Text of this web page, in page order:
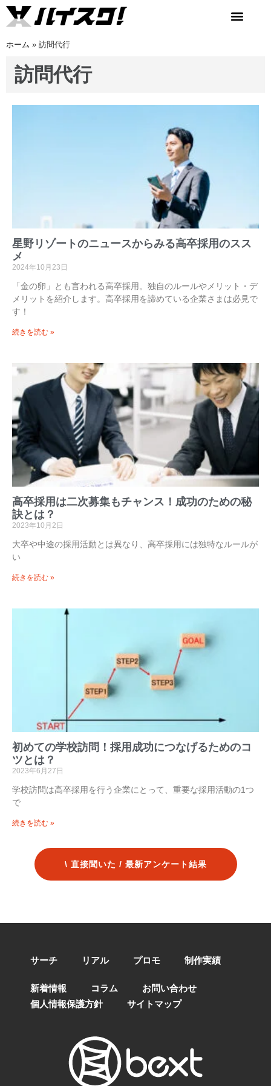
ホーム » 訪問代行
訪問代行
星野リゾートのニュースからみる高卒採用のスス
メ
2024年10月23日
「金の卵」とも言われる高卒採用。独自のルールやメリット・デ
メリットを紹介します。高卒採用を諦めている企業さまは必見で
す！
続きを読む »
高卒採用は二次募集もチャンス！成功のための秘
訣とは？
2023年10月2日
大卒や中途の採用活動とは異なり、高卒採用には独特なルールが
い
続きを読む »
初めての学校訪問！採用成功につなげるためのコ
ツとは？
2023年6月27日
学校訪問は高卒採用を行う企業にとって、重要な採用活動の1つ
で
続きを読む »
\ 直接聞いた / 最新アンケート結果
サーチ リアル プロモ 制作実績
新着情報 コラム
お問い合わせ
個人情報保護方針
サイトマップ